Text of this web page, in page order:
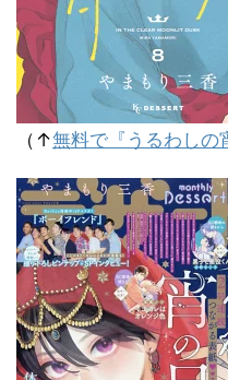
（↑無料で『うるわしの